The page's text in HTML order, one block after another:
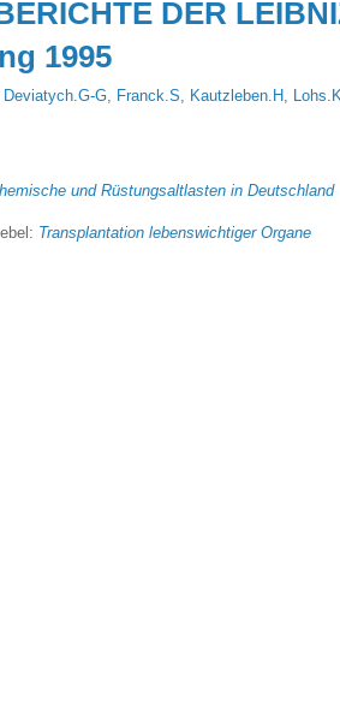
DER
1995
Deviatych.G-G Franck.S Kautzleben.H Lohs.K
und Rüstungsaltlasten in Deutschland
Transplantation lebenswichtiger Organe